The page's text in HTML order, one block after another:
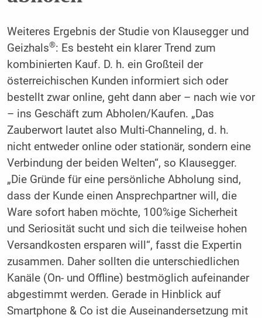
Weiteres Ergebnis der Studie von Klausegger und
Geizhals®: Es besteht ein klarer Trend zum
kombinierten Kauf. D. h. ein Großteil der
österreichischen Kunden informiert sich oder
bestellt zwar online, geht dann aber – nach wie vor
– ins Geschäft zum Abholen/Kaufen. „Das
Zauberwort lautet also Multi-Channeling, d. h.
nicht entweder online oder stationär, sondern eine
Verbindung der beiden Welten“, so Klausegger.
„Die Gründe für eine persönliche Abholung sind,
dass der Kunde einen Ansprechpartner will, die
Ware sofort haben möchte, 100%ige Sicherheit
und Seriosität sucht und sich die teilweise hohen
Versandkosten ersparen will“, fasst die Expertin
zusammen. Daher sollten die unterschiedlichen
Kanäle (On- und Offline) bestmöglich aufeinander
abgestimmt werden. Gerade in Hinblick auf
Smartphone & Co ist die Auseinandersetzung mit